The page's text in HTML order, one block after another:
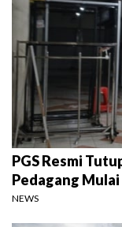
PGS Resmi
Pedagang
NEWS